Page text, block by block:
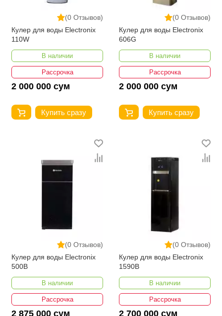
(0 Отзывов)
Кулер для воды Electronix
110W
В наличии
Рассрочка
2 000 000 сум
Купить сразу
(0 Отзывов)
Кулер для воды Electronix
606G
В наличии
Рассрочка
2 000 000 сум
Купить сразу
(0 Отзывов)
Кулер для воды Electronix
500B
В наличии
Рассрочка
2 875 000 сум
(0 Отзывов)
Кулер для воды Electronix
1590B
В наличии
Рассрочка
2 700 000 сум